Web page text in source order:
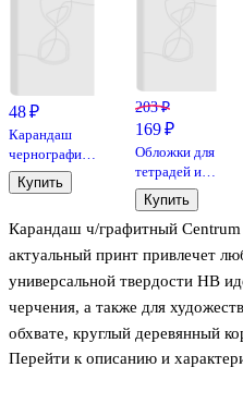
Карандаш ч/графитный Centrum
актуальный принт привлечет
универсальной твердости HB
черчения, а также для
обхвате, круглый деревянный
затачивается, оставляя ровный
Перейти к описанию и
48 ₽
Карандаш
чернографитный
с ластиком
«Blackwood»,
HB
Купить
203 ₽
169 ₽
Обложки для
тетрадей и
дневников,
100 мкм,
210х350 мм,
Топ-Спин, 10
Купить